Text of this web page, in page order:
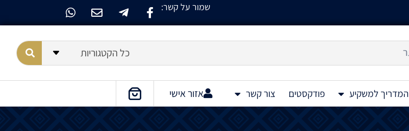
שמור על קשר:
כל הקטגוריות
המדריך למשקיע פודקסטים צור קשר אזור אישי